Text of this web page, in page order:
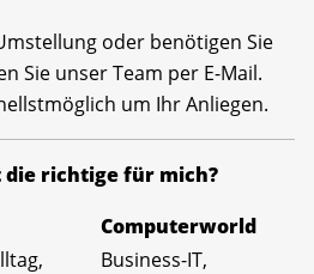
oder benötigen Sie
Sie unser Team per E-Mail.
um Ihr Anliegen.
richtige für mich?
Computerworld
Business-IT,